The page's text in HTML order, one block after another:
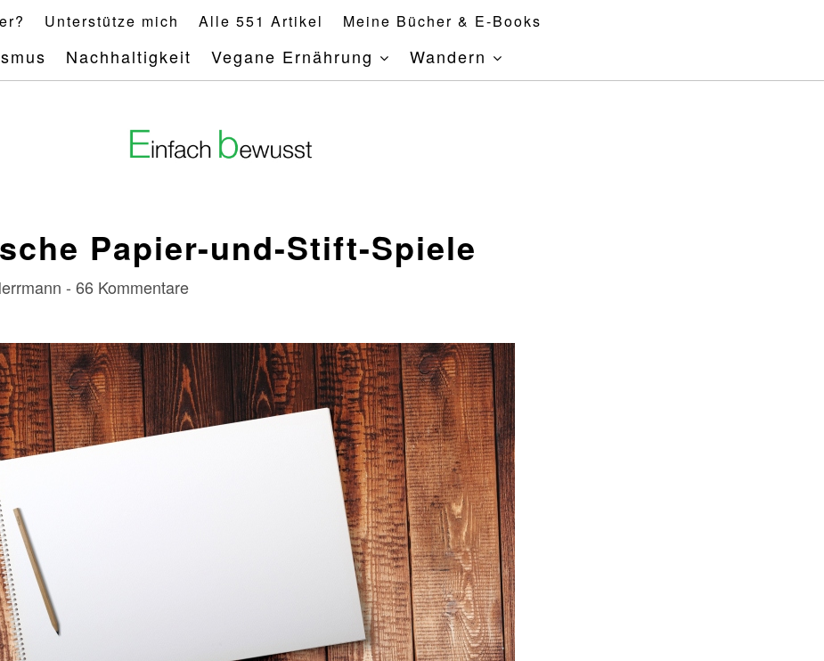
Unterstütze mich Alle 551 Artikel Meine Bücher & E-Books
Nachhaltigkeit Vegane Ernährung Wandern
Papier-und-Stift-Spiele
- 66 Kommentare